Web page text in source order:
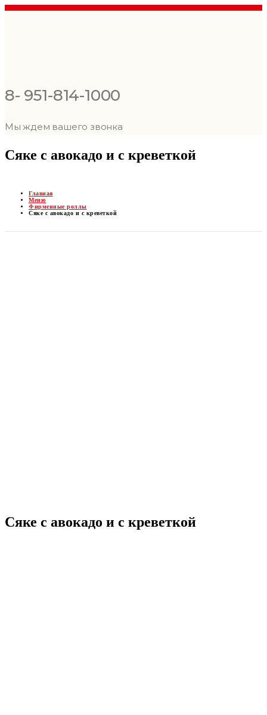
8- 951-814-1000
Мы ждем вашего звонка
Сяке с авокадо и с креветкой
Главная
Меню
Фирменные роллы
Сяке с авокадо и с креветкой
Сяке с авокадо и с креветкой